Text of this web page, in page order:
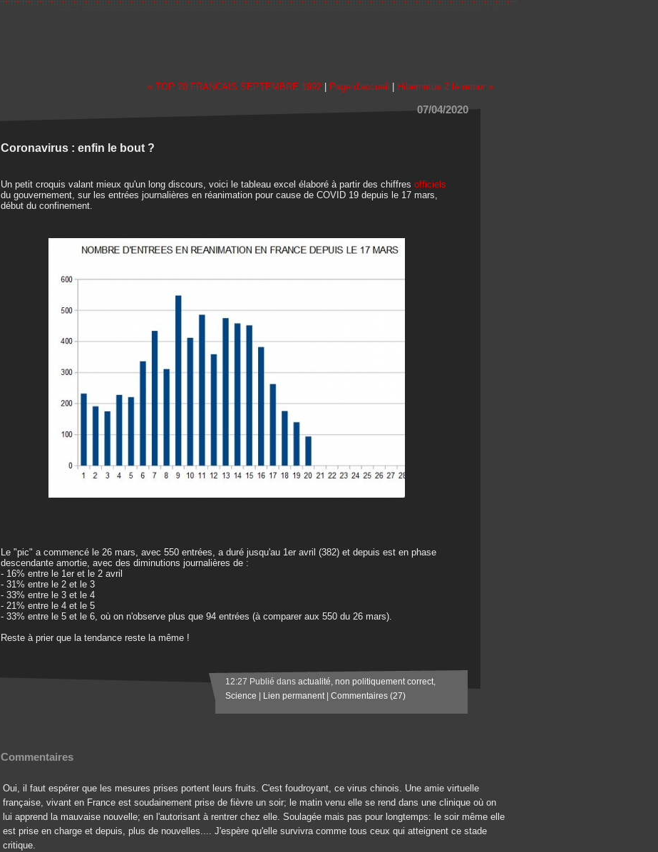
« TOP 20 FRANCAIS SEPTEMBRE 1992 Page d'accueil Hibernatus 2 le retour »
07/04/2020
Coronavirus : enfin le bout ?
Un petit croquis valant mieux qu'un long discours, voici le tableau excel élaboré à partir des chiffres officiels
du gouvernement, sur les entrées journalières en réanimation pour cause de COVID 19 depuis le 17 mars,
début du confinement.
Le "pic" a commencé le 26 mars, avec 550 entrées, a duré jusqu'au 1er avril (382) et depuis est en phase
descendante amortie, avec des diminutions journalières de :
- 16% entre le 1er et le 2 avril
- 31% entre le 2 et le 3
- 33% entre le 3 et le 4
- 21% entre le 4 et le 5
- 33% entre le 5 et le 6, où on n'observe plus que 94 entrées (à comparer aux 550 du 26 mars).
Reste à prier que la tendance reste la même !
12:27 Publié dans actualité, non politiquement correct,
Science | Lien permanent| Commentaires (27)
Commentaires
Oui, il faut espérer que les mesures prises portent leurs fruits. C'est foudroyant, ce virus chinois. Une amie virtuelle
française, vivant en France est soudainement prise de fièvre un soir; le matin venu elle se rend dans une clinique où on
lui apprend la mauvaise nouvelle; en l'autorisant à rentrer chez elle. Soulagée mais pas pour longtemps: le soir même elle
est prise en charge et depuis, plus de nouvelles.... J'espère qu'elle survivra comme tous ceux qui atteignent ce stade
critique.